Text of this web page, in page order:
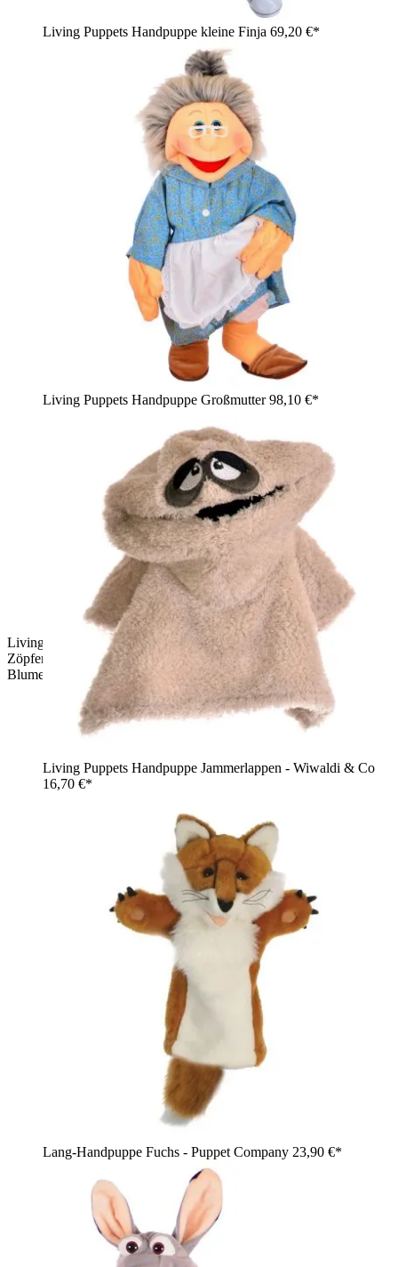
Living Puppets Handpuppe Troll Trienchen mit braunen
Zöpfen, spitzen Ohren, kleinen Hörnern, gestreiftem Shirt mit
Blume und rotem Rock
Living Puppets Handpuppe kleine Finja 69,20 €*
Living Puppets Handpuppe Großmutter98,10 €*
Living Puppets Handpuppe Jammerlappen - Wiwaldi & Co
16,70 €*
Lang-Handpuppe Fuchs - Puppet Company 23,90 €*